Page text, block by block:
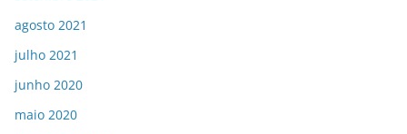
agosto 2021
julho 2021
junho 2020
maio 2020